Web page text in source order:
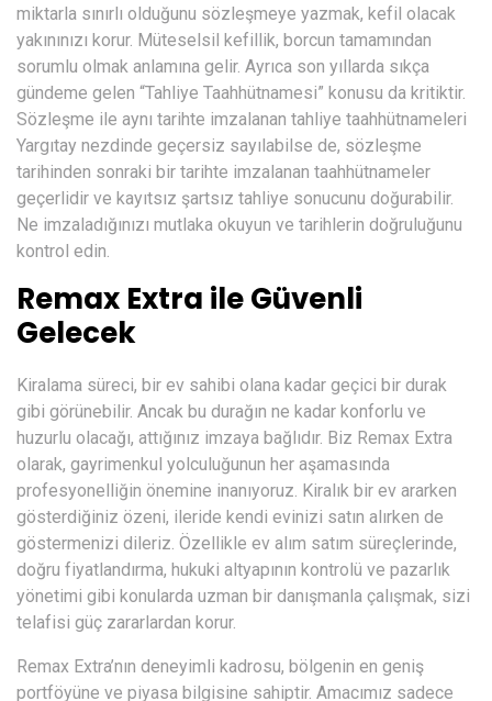
miktarla sınırlı olduğunu sözleşmeye yazmak, kefil olacak
yakınınızı korur. Müteselsil kefillik, borcun tamamından
sorumlu olmak anlamına gelir. Ayrıca son yıllarda sıkça
gündeme gelen “Tahliye Taahhütnamesi” konusu da kritiktir.
Sözleşme ile aynı tarihte imzalanan tahliye taahhütnameleri
Yargıtay nezdinde geçersiz sayılabilse de, sözleşme
tarihinden sonraki bir tarihte imzalanan taahhütnameler
geçerlidir ve kayıtsız şartsız tahliye sonucunu doğurabilir.
Ne imzaladığınızı mutlaka okuyun ve tarihlerin doğruluğunu
kontrol edin.
Remax Extra ile Güvenli
Gelecek
Kiralama süreci, bir ev sahibi olana kadar geçici bir durak
gibi görünebilir. Ancak bu durağın ne kadar konforlu ve
huzurlu olacağı, attığınız imzaya bağlıdır. Biz Remax Extra
olarak, gayrimenkul yolculuğunun her aşamasında
profesyonelliğin önemine inanıyoruz. Kiralık bir ev ararken
gösterdiğiniz özeni, ileride kendi evinizi satın alırken de
göstermenizi dileriz. Özellikle ev alım satım süreçlerinde,
doğru fiyatlandırma, hukuki altyapının kontrolü ve pazarlık
yönetimi gibi konularda uzman bir danışmanla çalışmak, sizi
telafisi güç zararlardan korur.
Remax Extra’nın deneyimli kadrosu, bölgenin en geniş
portföyüne ve piyasa bilgisine sahiptir. Amacımız sadece